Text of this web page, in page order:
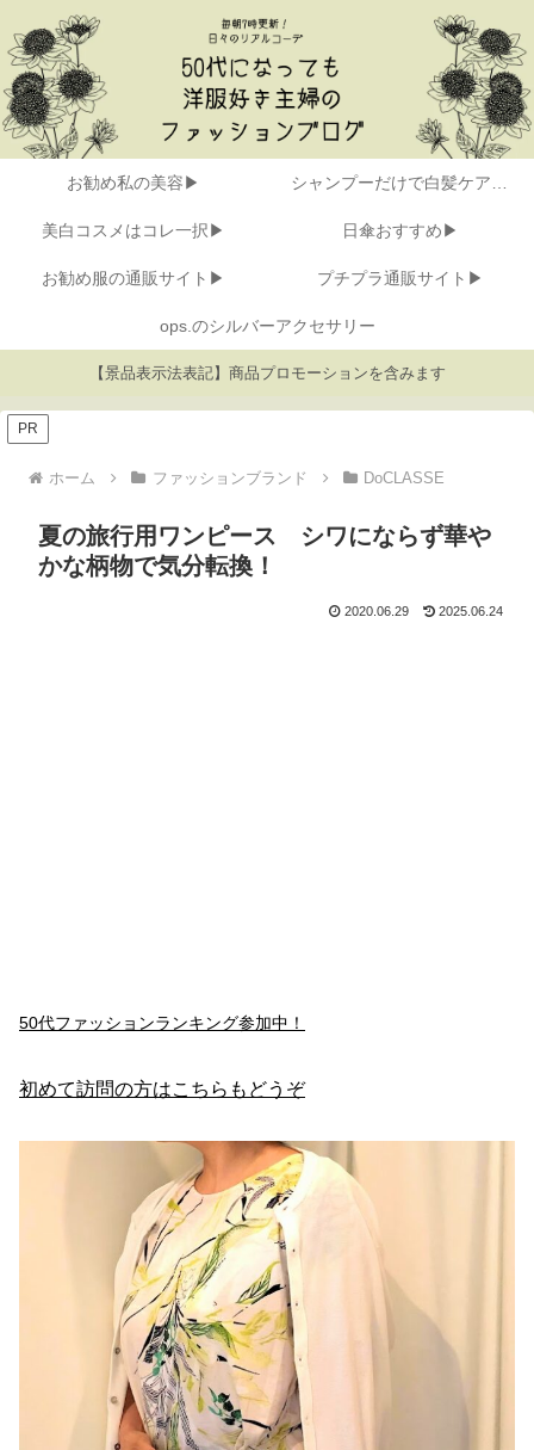
お勧め私の美容▶ シャンプーだけで白髪ケア▶
美白コスメはコレ一択▶ 日傘おすすめ▶
お勧め服の通販サイト▶ プチプラ通販サイト▶
ops.のシルバーアクセサリー
【景品表示法表記】商品プロモーションを含みます
PR
ホーム ファッションブランド DoCLASSE
夏の旅行用ワンピース シワにならず華や
かな柄物で気分転換！
2020.06.29 2025.06.24
50代ファッションランキング参加中！
初めて訪問の方はこちらもどうぞ